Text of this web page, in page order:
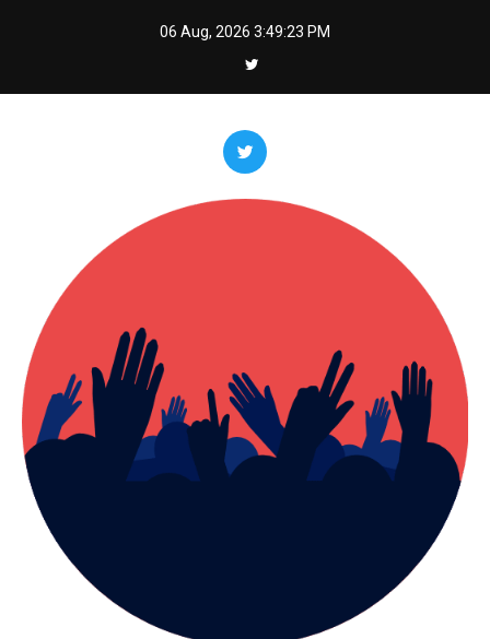
06 Aug, 2026 3:49:23 PM